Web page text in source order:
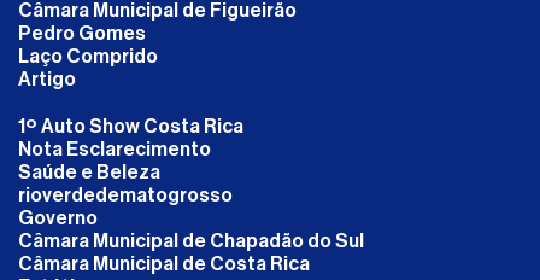
Câmara Municipal de Figueirão
Pedro Gomes
Laço Comprido
Artigo
1º Auto Show Costa Rica
Nota Esclarecimento
Saúde e Beleza
rioverdedematogrosso
Governo
Câmara Municipal de Chapadão do Sul
Câmara Municipal de Costa Rica